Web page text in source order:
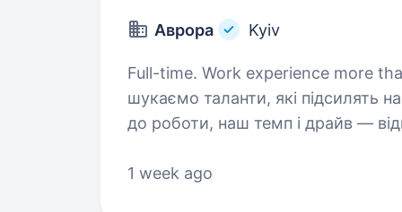
Аврора Kyiv
Full-time. Work experience more than 2 years. Ми
шукаємо таланти, які підсилять
до роботи, наш темп і драйв —
1 week ago